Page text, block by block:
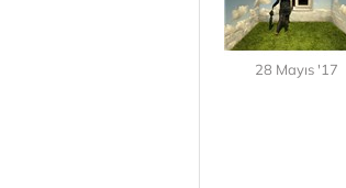
28 Mayıs '17